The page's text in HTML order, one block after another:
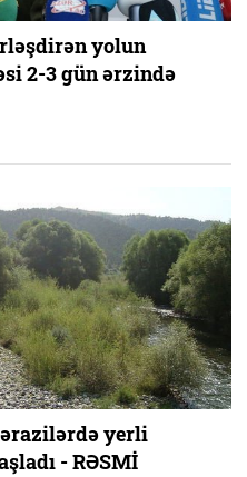
yolun
2-3 gün ərzində
yerli
- RƏSMİ